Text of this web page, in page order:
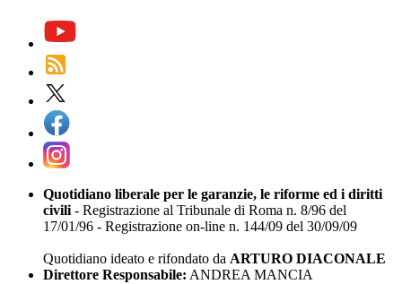
Quotidiano liberale per le garanzie, le riforme ed i diritti
civili - Registrazione al Tribunale di Roma n. 8/96 del
17/01/96 - Registrazione on-line n. 144/09 del 30/09/09
Quotidiano ideato e rifondato da ARTURO DIACONALE
Direttore Responsabile: ANDREA MANCIA